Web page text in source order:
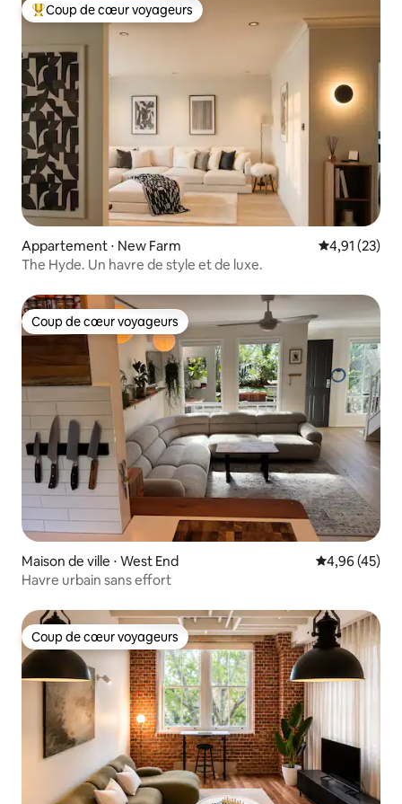
Coups de cœur voyageurs les plus appréciés
Coup de cœur voyageurs
Appartement ⋅ New Farm Évaluation
4,91 (23)
The Hyde. Un havre de style et de luxe.
Coup de cœur voyageurs
Coup de cœur voyageurs
Maison de ville ⋅ West End Évaluation
4,96 (45)
Havre urbain sans effort
Coup de cœur voyageurs
Coup de cœur voyageurs